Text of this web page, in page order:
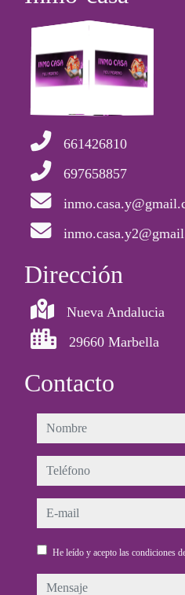
661426810
697658857
Dirección
Nueva Andalucia
29660 Marbella
Contacto
nombre
teléfono
e-mail
He leído y acepto las condiciones
mensaje